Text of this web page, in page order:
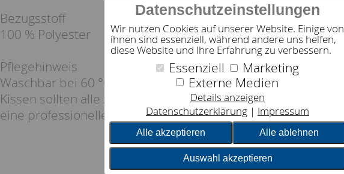
Datenschutzeinstellungen
Wir nutzen Cookies auf unserer Website. Einige von
ihnen sind essenziell, während andere uns helfen,
diese Website und Ihre Erfahrung zu verbessern.
Essenziell
Marketing
Externe Medien
Details anzeigen
Datenschutzerklärung
Impressum
Alle akzeptieren Alle ablehnen
Auswahl akzeptieren
Bezugsstoff
100 % Polyester
Pflegehinweis
Waschbar bei 60 °C.
Kissen sollten alle zwei bis drei Jahre (oder je nach Bedarf)
eine professionelle Pflege bekommen.